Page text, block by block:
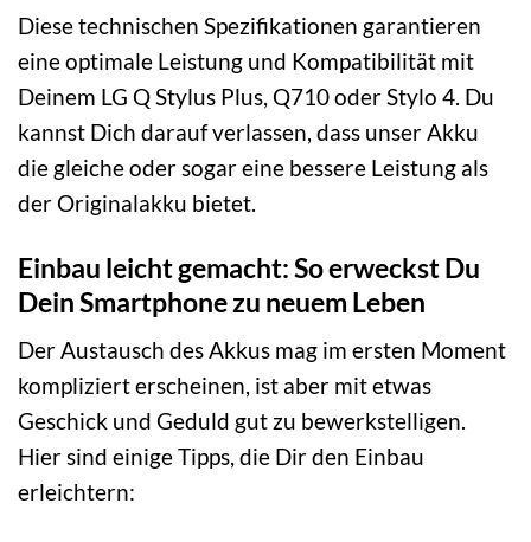
Diese technischen Spezifikationen garantieren
eine optimale Leistung und Kompatibilität mit
Deinem LG Q Stylus Plus, Q710 oder Stylo 4. Du
kannst Dich darauf verlassen, dass unser Akku
die gleiche oder sogar eine bessere Leistung als
der Originalakku bietet.
Einbau leicht gemacht: So erweckst Du
Dein Smartphone zu neuem Leben
Der Austausch des Akkus mag im ersten Moment
kompliziert erscheinen, ist aber mit etwas
Geschick und Geduld gut zu bewerkstelligen.
Hier sind einige Tipps, die Dir den Einbau
erleichtern: